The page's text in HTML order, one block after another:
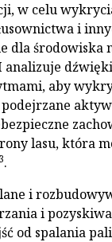
w celu
i
dla środowiska
analizuje
aby
lasu, która
.
i
i
od spalania